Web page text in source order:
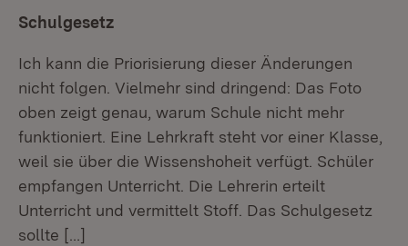
Schulgesetz
Ich kann die Priorisierung dieser Änderungen
nicht folgen. Vielmehr sind dringend: Das Foto
oben zeigt genau, warum Schule nicht mehr
funktioniert. Eine Lehrkraft steht vor einer Klasse,
weil sie über die Wissenshoheit verfügt. Schüler
empfangen Unterricht. Die Lehrerin erteilt
Unterricht und vermittelt Stoff. Das Schulgesetz
sollte […]